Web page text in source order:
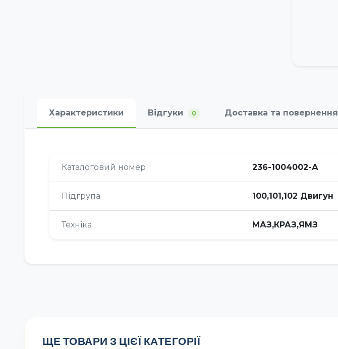
Характеристики Відгуки 0 Доставка та повернення
Каталоговий номер 236-1004002-А
Підгрупа 100,101,102 Двигун
Техніка МАЗ,КРАЗ,ЯМЗ
ЩЕ ТОВАРИ З ЦІЄЇ КАТЕГОРІЇ